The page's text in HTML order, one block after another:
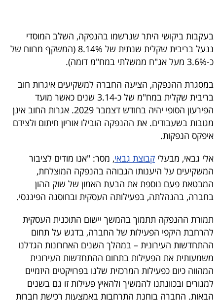
פודקאסט
40
40
שיתופי
פעולה
דרושים
ניוזלטרים
מייל
אדום
בעקבות ביקושי היתר שנרשמו בהנפקה, השלב המוסדי
ננעל בריבית שקלית שנתית של 8.14% (המשקף מרווח של
כ-3.6% מעל אג"ח ממשלתי במח"מ דומה).
במסגרת ההנפקה, הציעה החברה למשקיעים איגרות חוב
בריבית שקלית במח"מ של כ-3.14 שנים כאשר מועד
הפירעון הסופי יהיה בחודש דצמבר 2029. אגרות החוב אינן
מגובות בשעבודים. את ההנפקה הובילו אוריון חיתום ולצידם
איפקס הנפקות.
אלי גבאי, מבעלי קבוצת גבאי, מסר: "אנו מודים לציבור
המשקיעים על היענותו הגבוהה בהנפקה המוצלחת,
המבטאת פעם נוספת את הבעת האמון של שוק ההון
בחברה, בהנהלתה, בפעילותה העסקית ובחוסנה הפיננסי.
תמורת ההנפקה תתמוך בהמשך יישום התוכנית העסקית
להרחבת היקפי הפעילות של החברה, בדגש על תחום
ההתחדשות העירונית – במהלך השנים האחרונות הגדלנו
משמעותית את הפעילות בתחום ההתחדשות העירונית
המהווה כיום כפעילות המרכזית שלנו בפרויקטים היזמיים
למגורים ובכוונתנו להמשיך ולהאיץ פעילות זו גם בשנים
הבאות. החברה בוחנת התרחבות באמצעות רכישת חברות